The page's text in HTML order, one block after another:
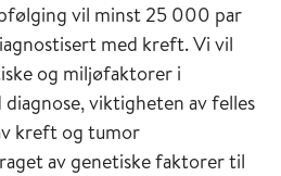
vil minst 25 000 par
med kreft. Vi vil
og miljøfaktorer i
viktigheten av felles
kreft og tumor
av genetiske faktorer til